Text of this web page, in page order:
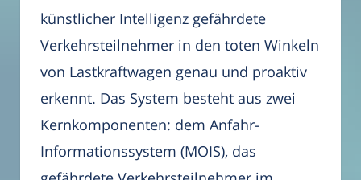
künstlicher Intelligenz gefährdete
Verkehrsteilnehmer in den toten Winkeln
von Lastkraftwagen genau und proaktiv
erkennt. Das System besteht aus zwei
Kernkomponenten: dem Anfahr-
Informationssystem (MOIS), das